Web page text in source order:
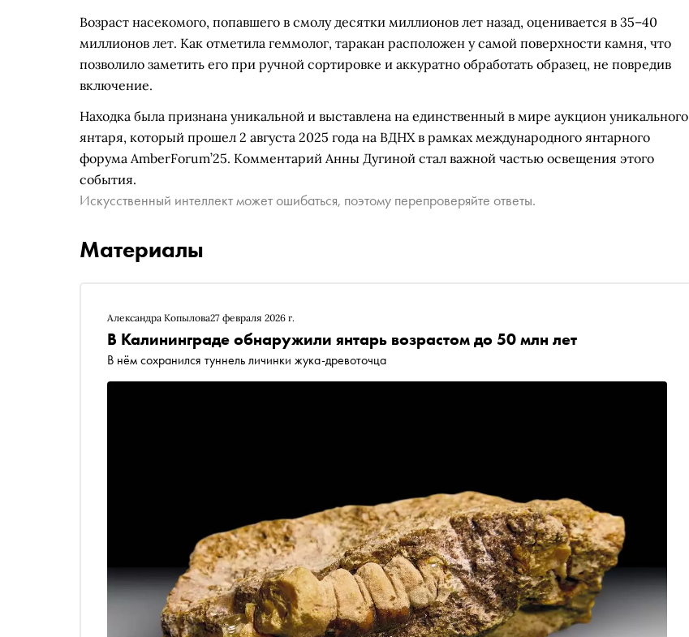
Возраст насекомого, попавшего в смолу десятки миллионов лет назад, оценивается в 35–40
миллионов лет. Как отметила геммолог, таракан расположен у самой поверхности камня, что
позволило заметить его при ручной сортировке и аккуратно обработать образец, не повредив
включение.
Находка была признана уникальной и выставлена на единственный в мире аукцион уникального
янтаря, который прошел 2 августа 2025 года на ВДНХ в рамках международного янтарного
форума AmberForum’25. Комментарий Анны Дугиной стал важной частью освещения этого
события.
Искусственный интеллект может ошибаться, поэтому перепроверяйте ответы.
Материалы
Александра Копылова27 февраля 2026 г.
В Калининграде обнаружили янтарь возрастом до 50 млн лет
В нём сохранился туннель личинки жука-древоточца